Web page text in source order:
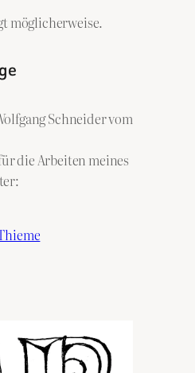
möglicherweise.
Schneider vom
die Arbeiten meines